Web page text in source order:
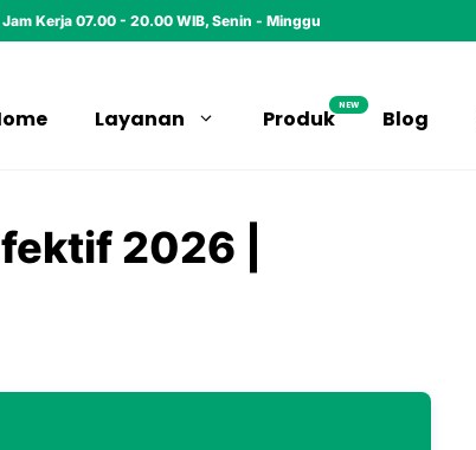
Jam Kerja 07.00 - 20.00 WIB, Senin - Minggu
Layanan Produk
NEW
Blog
2026 |